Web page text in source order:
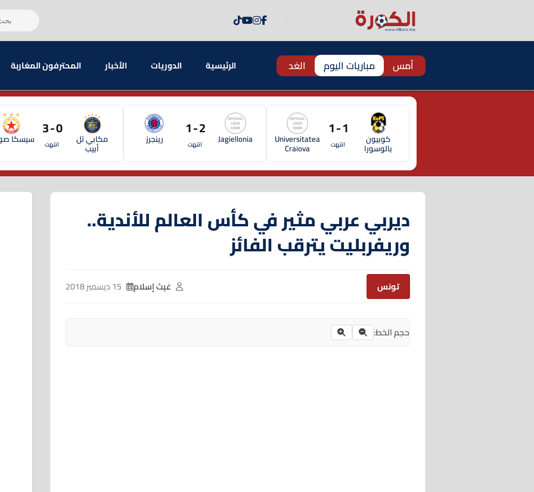
أمس مباريات اليوم الغد الرئيسية الدوريات الأخبار المحترفون المغاربة
كوبيون
بالوسورا
1 - 1
انتهت Universitatea
Craiova
Jagiellonia
2 - 1
انتهت رينجرز مكابي تل
أبيب
0 - 3
انتهت سيسكا
ديربي عربي مثير في كأس العالم للأندية..
وريفربليت يترقب الفائز
تونس غيث إسلام
حجم الخط: